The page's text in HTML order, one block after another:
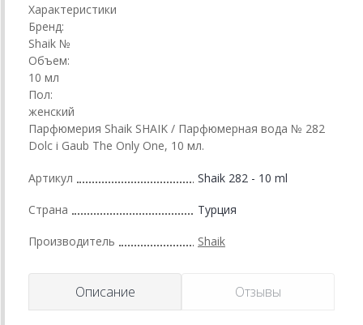
Характеристики
Бренд:
Shaik №
Объем:
10 мл
Пол:
женский
Парфюмерия Shaik SHAIK / Парфюмерная вода № 282
Dolc i Gaub The Only One, 10 мл.
Артикул Shaik 282 - 10 ml
Страна Турция
Производитель Shaik
Описание Отзывы